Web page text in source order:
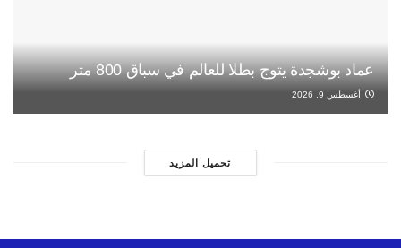
عماد بوشجدة يتوج بطلا للعالم في سباق 800 متر
أغسطس 9, 2026
تحميل المزيد